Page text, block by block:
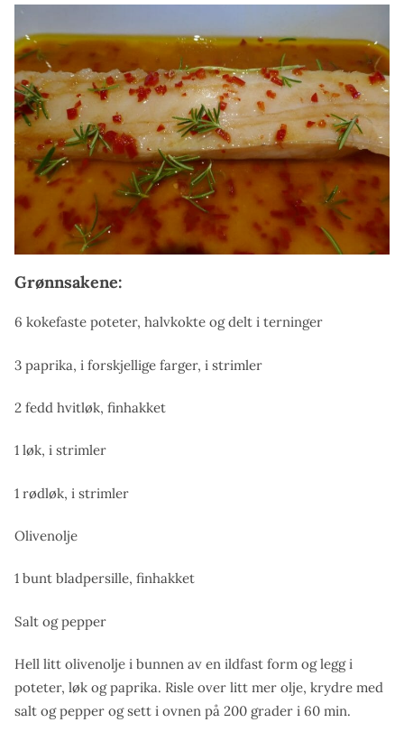
Grønnsakene:
6 kokefaste poteter, halvkokte og delt i terninger
3 paprika, i forskjellige farger, i strimler
2 fedd hvitløk, finhakket
1 løk, i strimler
1 rødløk, i strimler
Olivenolje
1 bunt bladpersille, finhakket
Salt og pepper
Hell litt olivenolje i bunnen av en ildfast form og legg i
poteter, løk og paprika. Risle over litt mer olje, krydre med
salt og pepper og sett i ovnen på 200 grader i 60 min.